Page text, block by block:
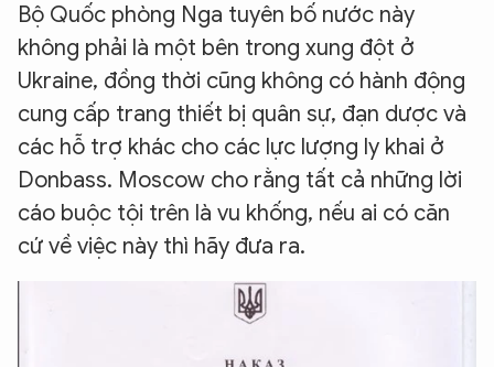
Bộ Quốc phòng Nga tuyên bố nước này
không phải là một bên trong xung đột ở
Ukraine, đồng thời cũng không có hành động
cung cấp trang thiết bị quân sự, đạn dược và
các hỗ trợ khác cho các lực lượng ly khai ở
Donbass. Moscow cho rằng tất cả những lời
cáo buộc tội trên là vu khống, nếu ai có căn
cứ về việc này thì hãy đưa ra.